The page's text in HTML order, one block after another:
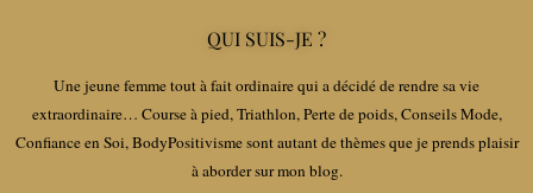
QUI SUIS-JE ?
Une jeune femme tout à fait ordinaire qui a décidé de rendre sa vie
extraordinaire… Course à pied, Triathlon, Perte de poids, Conseils Mode,
Confiance en Soi, BodyPositivisme sont autant de thèmes que je prends plaisir
à aborder sur mon blog.